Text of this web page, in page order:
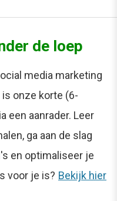
de loep
media marketing
is onze korte (6-
een aanrader. Leer
ga aan de slag
en optimaliseer je
voor je is? Bekijk hier